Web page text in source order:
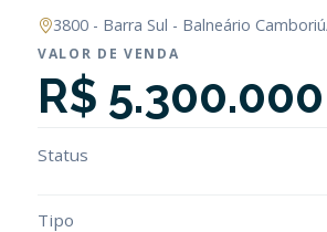
3800 - Barra Sul - Balneário
VALOR DE VENDA
R$ 5.300.000
Status
Tipo